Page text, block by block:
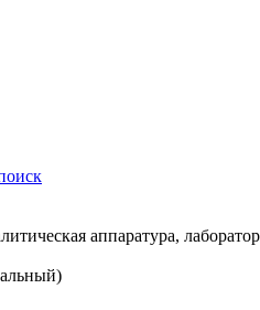
аппаратура,